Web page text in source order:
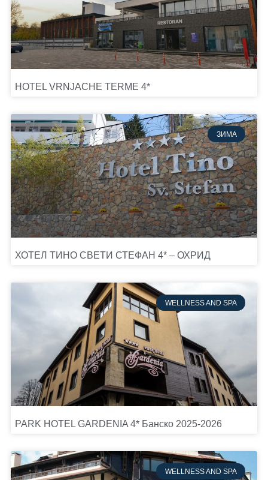
HOTEL VRNJACHE TERME 4*
ЗИМА
ХОТЕЛ ТИНО СВЕТИ СТЕФАН 4* – ОХРИД
WELLNESS AND SPA
PARK HOTEL GARDENIA 4* Банско 2025-2026
WELLNESS AND SPA